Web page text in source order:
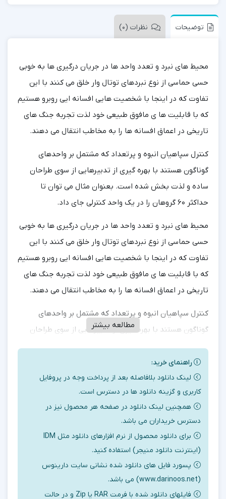
توضیحات نظرات (0)
محیط های نبرد و تعدد واحد ها در جریان درگیری ها به خوبی
حسی حماسی از نوع نبردهای توتال وار خلق می کنند با این
تفاوت که در اینجا با شخصیت هایی افسانه ایی روبرو هستیم
که با قابلیت ها ی مافوق طبیعی خود لذت تجربه جنگ های
تاریخی در اعماق افسانه ها را به مخاطب انتقال می دهند.
کنترل سپاهیان انبوه و پرتعداد که مشتمل بر واحدهای
گوناگون هستند با بهره گیری از تدبیرهایی از سوی طراحان
ساده و لذت بخش شده است. بعنوان مثال می توان تا
حداکثر ۶۰ گروهان را در یک واحد کنترلی جای داد.
محیط های نبرد و تعدد واحد ها در جریان درگیری ها به خوبی
حسی حماسی از نوع نبردهای توتال وار خلق می کنند با این
تفاوت که در اینجا با شخصیت هایی افسانه ایی روبرو هستیم
که با قابلیت ها ی مافوق طبیعی خود لذت تجربه جنگ های
تاریخی در اعماق افسانه ها را به مخاطب انتقال می دهند.
کنترل سپاهیان انبوه و پرتعداد که مشتمل بر واحدهای
گوناگون هستند با بهره گیری از تدبیرهایی از سوی طراحان
ساده و لذت بخش شده است. بعنوان مثال می توان تا
حداکثر ۶۰ گروهان را در یک واحد کنترلی جای داد.
بیش از یک سال از جنگ بزرگ در امپراطوری می گذرد و آشوب
و هرج و مرج سراسر سرزمین را فراگرفته است. داستان با
محوریت دو قهرمان، استفان ون کسل و تورگار روایت می شود.
انتخاب خیر و شر و قرار گرفتن در نقش قهرمانان هر طرف با
بازیکن است و وی می تواند هر کمپین را از هر دو سوی
متخاصم تجربه کند.
کنترل قهرمانان و استفاده از تسلیحات گوناگون به ترتیبی
مطالعه بیشتر
راهنمای خرید:
لینک دانلود بلافاصله بعد از پرداخت وجه در پروفایل
کاربری و گزینه دانلود ها در دسترس است.
همچنین لینک دانلود در صفحه هر محصول نیز در
دسترس خریداران می باشد.
برای دانلود محصول از نرم افزارهای دانلود مثل IDM
(اینترنت دانلود منیجر) استفاده کنید.
پسورد فایل های دانلود شده نشانی سایت دارینوس
(www.darinoos.net) می باشد.
فایلهای دانلود شده با فرمت RAR یا Zip و در حالت